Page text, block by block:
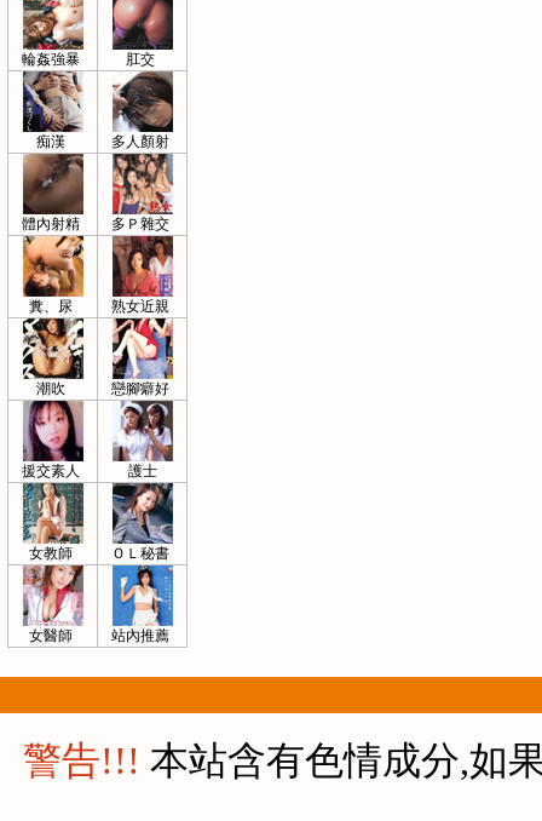
輪姦強暴 肛交
痴漢 多人顏射
體內射精 多Ｐ雜交
糞、尿 熟女近親
潮吹 戀腳癖好
援交素人 護士
女教師 ＯＬ秘書
女醫師 站內推薦
警告!!! 本站含有色情成分,如